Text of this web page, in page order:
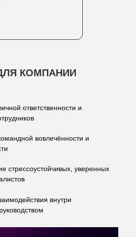
КОМПАНИИ
ответственности и
вовлечённости и
стрессоустойчивых, уверенных
внутри